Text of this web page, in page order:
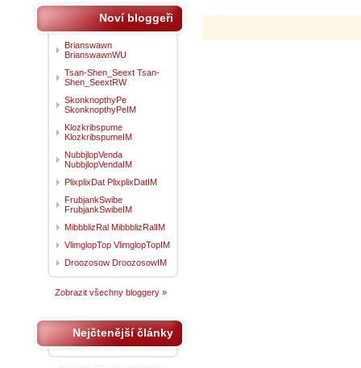
Noví bloggeři
Brianswawn
BrianswawnWU
Tsan-Shen_Seext Tsan-
Shen_SeextRW
SkonknopthyPe
SkonknopthyPeIM
Klozkribspume
KlozkribspumeIM
NubbjlopVenda
NubbjlopVendaIM
PlixplixDat PlixplixDatIM
FrubjankSwibe
FrubjankSwibeIM
MibbblizRal MibbblizRalIM
VlimglopTop VlimglopTopIM
Droozosow DroozosowIM
Zobrazit všechny bloggery »
Nejčtenější články